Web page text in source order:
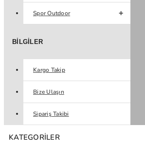
Spor Outdoor
BILGILER
Kargo Takip
Bize Ulaşın
Sipariş Takibi
KATEGORILER